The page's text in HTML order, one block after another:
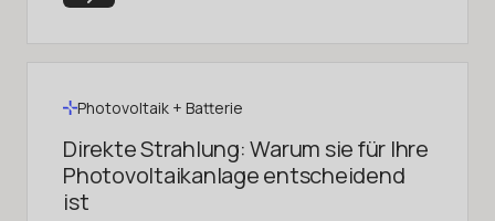
Photovoltaik + Batterie
Direkte Strahlung: Warum sie für Ihre
Photovoltaikanlage entscheidend
ist